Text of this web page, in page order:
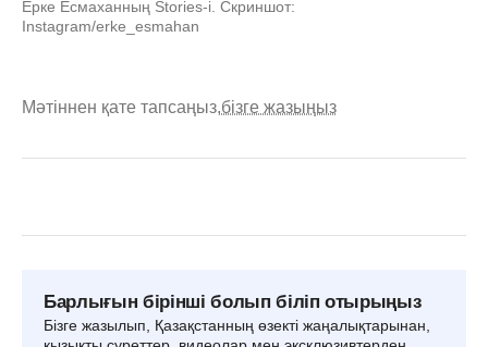
Ерке Есмаханның Stories-i. Скриншот:
Instagram/erke_esmahan
Мәтіннен қате тапсаңыз,бізге жазыңыз
Барлығын бірінші болып біліп отырыңыз
Бізге жазылып, Қазақстанның өзекті жаңалықтарынан,